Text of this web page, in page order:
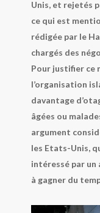
Unis, et rejetés
ce qui est
rédigée par le
chargés des
Pour justifier ce
l’organisation
davantage
âgées ou
argument
les Etats-Unis,
intéressé par un
à gagner du